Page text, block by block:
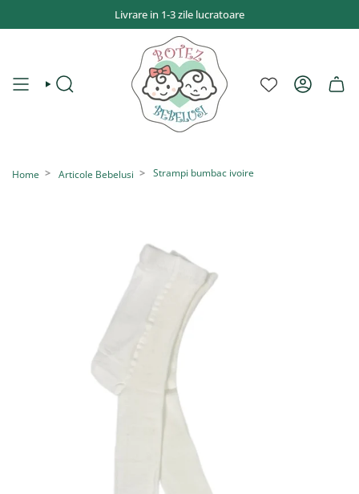
Livrare in 1-3 zile lucratoare
CAUTĂ CONT
Home Articole Bebelusi Strampi bumbac ivoire